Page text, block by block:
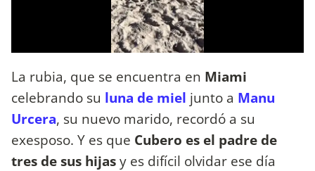
La rubia, que se encuentra en Miami
celebrando su luna de miel junto a Manu
Urcera, su nuevo marido, recordó a su
exesposo. Y es que Cubero es el padre de
tres de sus hijasy es difícil olvidar ese día